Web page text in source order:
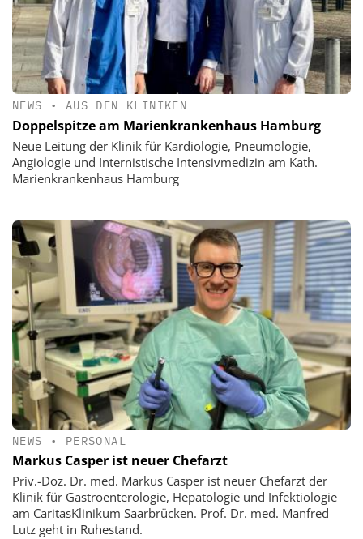
NEWS • AUS DEN KLINIKEN
Doppelspitze am Marienkrankenhaus Hamburg
Neue Leitung der Klinik für Kardiologie, Pneumologie,
Angiologie und Internistische Intensivmedizin am Kath.
Marienkrankenhaus Hamburg
NEWS • PERSONAL
Markus Casper ist neuer Chefarzt
Priv.-Doz. Dr. med. Markus Casper ist neuer Chefarzt der
Klinik für Gastroenterologie, Hepatologie und Infektiologie
am CaritasKlinikum Saarbrücken. Prof. Dr. med. Manfred
Lutz geht in Ruhestand.